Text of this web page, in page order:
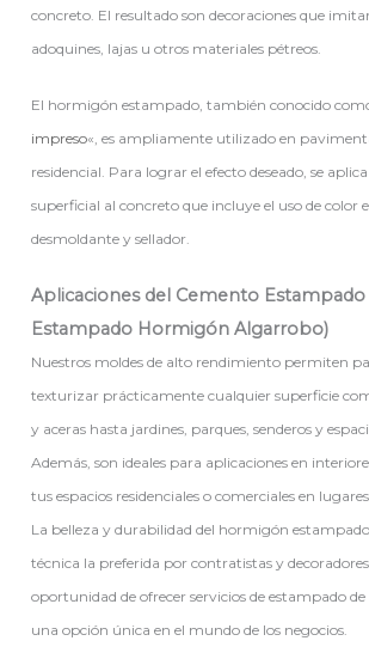
concreto. El resultado son decoraciones que
adoquines, lajas u otros materiales pétreos.
El hormigón estampado, también conocido
impreso«, es ampliamente utilizado en
residencial. Para lograr el efecto deseado, se
superficial al concreto que incluye el uso de color
desmoldante y sellador.
Aplicaciones del Cemento
Estampado Hormigón Algarrobo)
Nuestros moldes de alto rendimiento permiten
texturizar prácticamente cualquier superficie
y aceras hasta jardines, parques, senderos y
Además, son ideales para aplicaciones en
tus espacios residenciales o comerciales en
La belleza y durabilidad del hormigón
técnica la preferida por contratistas y
oportunidad de ofrecer servicios de estampado
una opción única en el mundo de los negocios.